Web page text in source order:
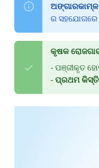
ର ସହଯୋଗରେ
କୃଷକ
- ପଞ୍ଜୀକୃତ
-ପ୍ରଥମ କିସ୍ତି